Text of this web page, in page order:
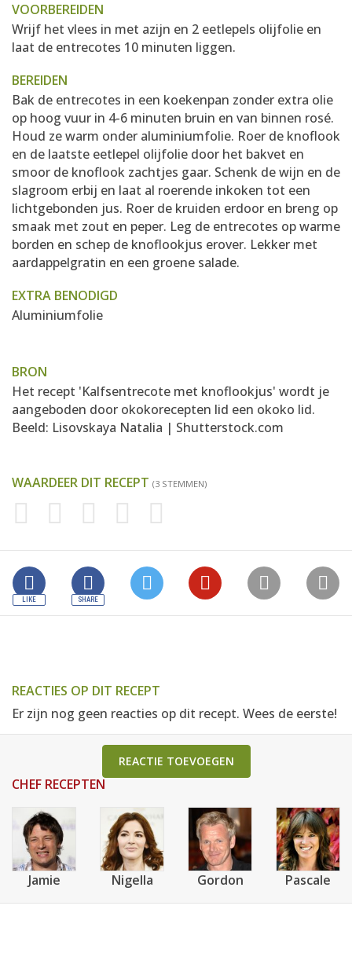
VOORBEREIDEN
Wrijf het vlees in met azijn en 2 eetlepels olijfolie en
laat de entrecotes 10 minuten liggen.
BEREIDEN
Bak de entrecotes in een koekenpan zonder extra olie
op hoog vuur in 4-6 minuten bruin en van binnen rosé.
Houd ze warm onder aluminiumfolie. Roer de knoflook
en de laatste eetlepel olijfolie door het bakvet en
smoor de knoflook zachtjes gaar. Schenk de wijn en de
slagroom erbij en laat al roerende inkoken tot een
lichtgebonden jus. Roer de kruiden erdoor en breng op
smaak met zout en peper. Leg de entrecotes op warme
borden en schep de knoflookjus erover. Lekker met
aardappelgratin en een groene salade.
EXTRA BENODIGD
Aluminiumfolie
BRON
Het recept 'Kalfsentrecote met knoflookjus' wordt je
aangeboden door okokorecepten lid een okoko lid.
Beeld: Lisovskaya Natalia | Shutterstock.com
WAARDEER DIT RECEPT (3 STEMMEN)
REACTIES OP DIT RECEPT
Er zijn nog geen reacties op dit recept. Wees de eerste!
REACTIE TOEVOEGEN
CHEF RECEPTEN
Jamie Nigella Gordon Pascale